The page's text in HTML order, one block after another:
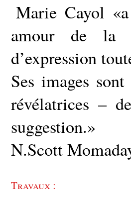
Marie Cayol
amour de la
d’expression
Ses images
révélatrices –
suggestion.»
N.Scott
Travaux :